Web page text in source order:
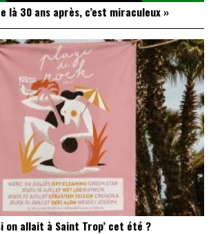
là 30 ans après, c’est miraculeux »
on allait à Saint Trop’ cet été ?